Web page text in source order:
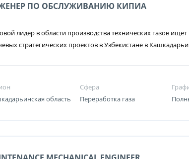
ПО ОБСЛУЖИВАНИЮ КИПИА
лидер в области производства технических газов
стратегических проектов в Узбекистане в
Сфера
область
Переработка газа